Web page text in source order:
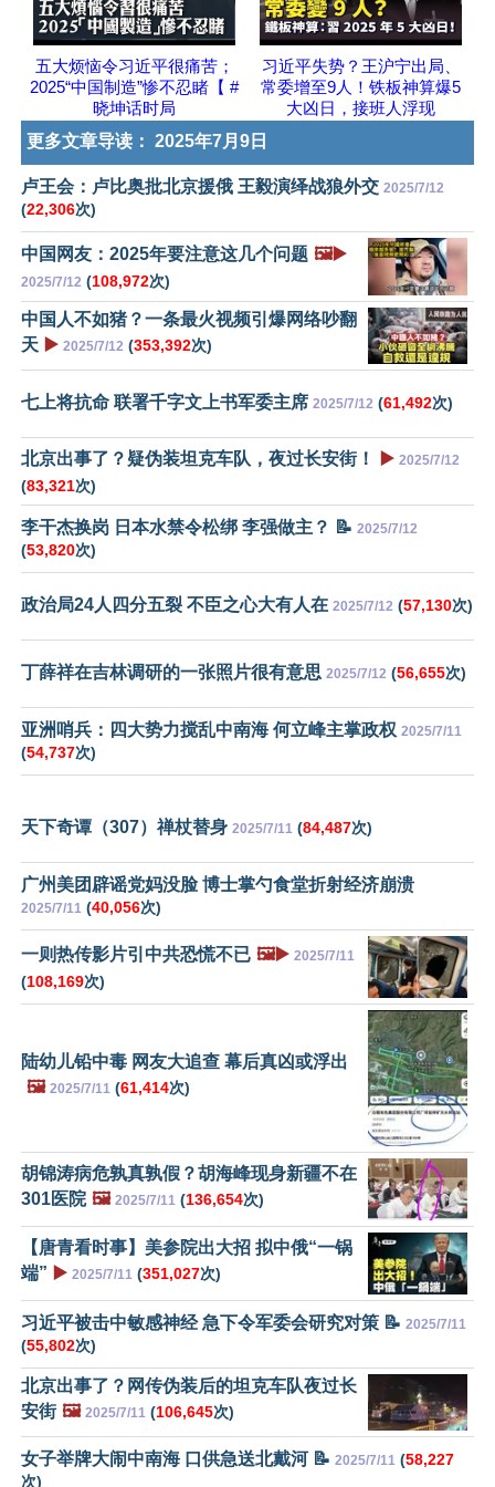
五大烦恼令习近平很痛苦；
2025“中国制造”惨不忍睹【 #
晓坤话时局
习近平失势？王沪宁出局、
常委增至9人！铁板神算爆5
大凶日，接班人浮现
更多文章导读： 2025年7月9日
卢王会：卢比奥批北京援俄 王毅演绎战狼外交 2025/7/12
(22,306次)
中国网友：2025年要注意这几个问题 🖼️▶️
2025/7/12 (108,972次)
中国人不如猪？一条最火视频引爆网络吵翻
天 ▶️ 2025/7/12 (353,392次)
七上将抗命 联署千字文上书军委主席 2025/7/12 (61,492次)
北京出事了？疑伪装坦克车队，夜过长安街！ ▶️ 2025/7/12
(83,321次)
李干杰换岗 日本水禁令松绑 李强做主？ 📝 2025/7/12
(53,820次)
政治局24人四分五裂 不臣之心大有人在 2025/7/12 (57,130次)
丁薛祥在吉林调研的一张照片很有意思 2025/7/12 (56,655次)
亚洲哨兵：四大势力搅乱中南海 何立峰主掌政权 2025/7/11
(54,737次)
天下奇谭（307）禅杖替身 2025/7/11 (84,487次)
广州美团辟谣党妈没脸 博士掌勺食堂折射经济崩溃
2025/7/11 (40,056次)
一则热传影片引中共恐慌不已 🖼️▶️ 2025/7/11
(108,169次)
陆幼儿铅中毒 网友大追查 幕后真凶或浮出
🖼️ 2025/7/11 (61,414次)
胡锦涛病危孰真孰假？胡海峰现身新疆不在
301医院 🖼️ 2025/7/11 (136,654次)
【唐青看时事】美参院出大招 拟中俄“一锅
端” ▶️ 2025/7/11 (351,027次)
习近平被击中敏感神经 急下令军委会研究对策 📝 2025/7/11
(55,802次)
北京出事了？网传伪装后的坦克车队夜过长
安街 🖼️ 2025/7/11 (106,645次)
女子举牌大闹中南海 口供急送北戴河 📝 2025/7/11 (58,227
次)